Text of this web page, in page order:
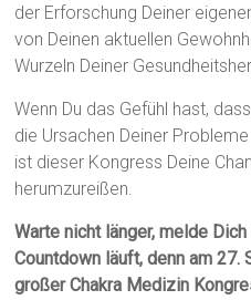
der Erforschung Deiner
von Deinen aktuellen
Wurzeln Deiner
Wenn Du das Gefühl hast,
die Ursachen Deiner
ist dieser Kongress Deine
herumzureißen.
Warte nicht länger, melde
Countdown läuft, denn am
großer Chakra Medizin